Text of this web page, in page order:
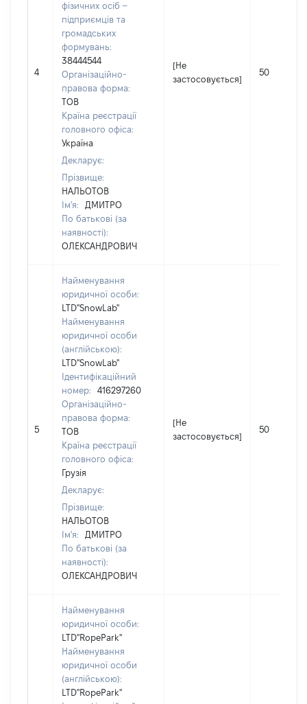
4
фізичних осіб –
підприємців та
громадських
формувань:
38444544
Організаційно-
правова форма:
ТОВ
Країна реєстрації
головного офіса:
Україна
Декларує:
Прізвище:
НАЛЬОТОВ
Ім'я:
ДМИТРО
По батькові (за
наявності):
ОЛЕКСАНДРОВИЧ
[Не
застосовується]
50
5
Найменування
юридичної особи:
LTD"SnowLab"
Найменування
юридичної особи
(англійською):
LTD"SnowLab"
Ідентифікаційний
номер:
416297260
Організаційно-
правова форма:
ТОВ
Країна реєстрації
головного офіса:
Грузія
Декларує:
Прізвище:
НАЛЬОТОВ
Ім'я:
ДМИТРО
По батькові (за
наявності):
ОЛЕКСАНДРОВИЧ
[Не
застосовується]
50
Найменування
юридичної особи:
LTD''RopePark''
Найменування
юридичної особи
(англійською):
LTD''RopePark''